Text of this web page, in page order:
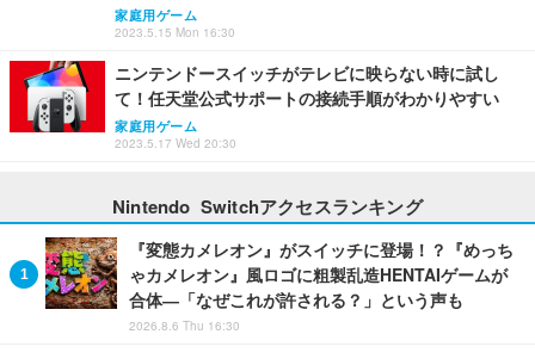
家庭用ゲーム
2023.5.15 Mon 16:30
ニンテンドースイッチがテレビに映らない時に試し
て！任天堂公式サポートの接続手順がわかりやすい
家庭用ゲーム
2023.5.17 Wed 20:30
Nintendo Switchアクセスランキング
『変態カメレオン』がスイッチに登場！？『めっち
ゃカメレオン』風ロゴに粗製乱造HENTAIゲームが
合体―「なぜこれが許される？」という声も
2026.8.6 Thu 16:30